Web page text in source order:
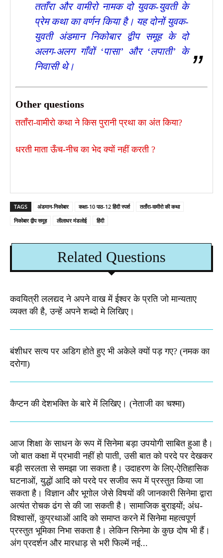
तताँरा और वामीरो नामक दो युवक-युवती के
प्रेम कथा का वर्णन किया है। यह दोनों युवक-
युवती अंडमान निकोबार द्वीप समूह के दो
अलग-अलग गाँवों ‘पासा’ और ‘लपाती’ के
निवासी थे।
Other questions
तताँरा-वामीरो कथा ने किस पुरानी प्रथा का अंत किया?
धरती माता ऊँच-नीच का भेद क्यों नहीं करती ?
TAGS अंडमान-निकोबार कक्षा-10 पाठ-12 हिंदी स्पर्श
तताँरा-वामीरो की कथा
निकोबार द्वीप समूह
लीलाधर मंडलोई हिंदी
Related Questions
कवयित्री ललद्यद ने अपने वाख में ईश्वर के प्रति जो मान्यताए
व्यक्त की है, उन्हें अपने शब्दो मे लिखिए।
बंशीधर सत्य पर अडिग होते हुए भी अकेले क्यों पड़ गए? (नमक का
दरोगा)
कैप्टन की देशभक्ति के बारे में लिखिए।​ (नेताजी का चश्मा)
आज शिक्षा के साधन के रूप में सिनेमा बड़ा उपयोगी साबित हुआ है।
जो बात कक्षा में प्रभावी नहीं हो पाती, उसी बात को परदे पर देखकर
बड़ी सरलता से समझा जा सकता है। उदाहरण के लिए-ऐतिहासिक
घटनाओं, युद्धों आदि को परदे पर सजीव रूप में प्रस्तुत किया जा
सकता है। विज्ञान और भूगोल जेसे विषयों की जानकारी सिनेमा द्वारा
अत्यंत रोचक ढंग से की जा सकती है। सामाजिक बुराइयों; अंध-
विश्वासों, कुप्रथाओं आदि को समाप्त करने में सिनेमा महत्वपूर्ण
प्रस्तुत भूमिका निभा सकता है। लेकिन सिनेमा के कुछ दोष भी हैं।
अंग प्रदर्शन और मारधाड़ से भरी फिल्में नई...